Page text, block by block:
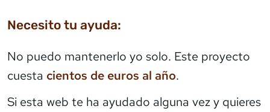
Necesito tu ayuda:
No puedo mantenerlo yo solo. Este proyecto
cuesta cientos de euros al año.
Si esta web te ha ayudado alguna vez y quieres